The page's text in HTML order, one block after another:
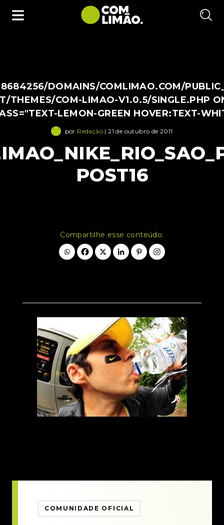
DOMAINS/COMLIMAO.COM/
THEMES/COM-LIMAO-V1.0.5/SINGLE.PHP
LEMON-GREEN HOVER:TEXT-
por Redação | 21 de outubro de 2011
POST16
Compartilhe esse conteúdo:
COMUNIDADE OFICIAL